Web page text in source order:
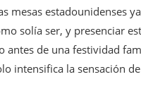
mesas estadounidenses
solía ser, y presenciar
antes de una festividad
intensifica la sensación de